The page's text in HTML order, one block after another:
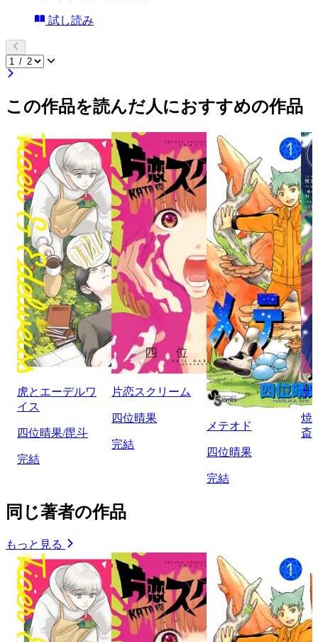
試し読み
この作品を読んだ人におすすめの作品
虎とエーデルワ
イス
四位晴果/毘斗
完結
片恋スクリーム
四位晴果
完結
メテオド
四位晴果
完結
ザ
焼
斎
同じ著者の作品
もっと見る